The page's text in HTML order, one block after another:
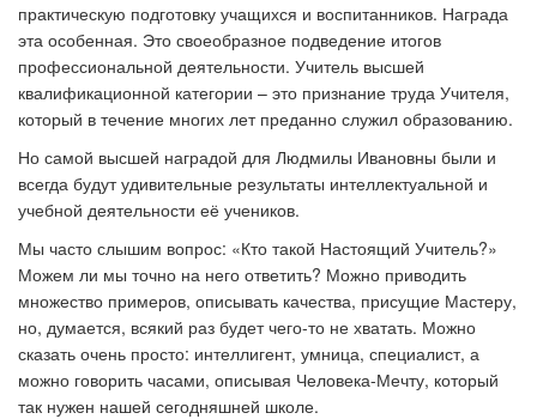
практическую подготовку учащихся и воспитанников. Награда
эта особенная. Это своеобразное подведение итогов
профессиональной деятельности. Учитель высшей
квалификационной категории – это признание труда Учителя,
который в течение многих лет преданно служил образованию.
Но самой высшей наградой для Людмилы Ивановны были и
всегда будут удивительные результаты интеллектуальной и
учебной деятельности её учеников.
Мы часто слышим вопрос: «Кто такой Настоящий Учитель?»
Можем ли мы точно на него ответить? Можно приводить
множество примеров, описывать качества, присущие Мастеру,
но, думается, всякий раз будет чего-то не хватать. Можно
сказать очень просто: интеллигент, умница, специалист, а
можно говорить часами, описывая Человека-Мечту, который
так нужен нашей сегодняшней школе.